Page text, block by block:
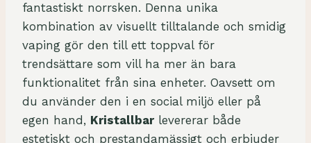
1
5
0
0
0
P
u
fantastiskt norrsken. Denna unika
kombination av visuellt tilltalande och smidig
vaping gör den till ett toppval för
trendsättare som vill ha mer än bara
funktionalitet från sina enheter. Oavsett om
du använder den i en social miljö eller på
egen hand, Kristallbarlevererar både
estetiskt och prestandamässigt och erbjuder